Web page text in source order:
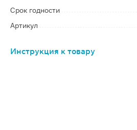
Срок годности
Артикул
Инструкция к товару